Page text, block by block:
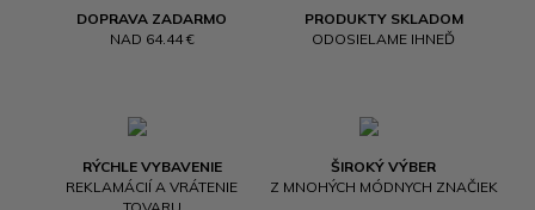
DOPRAVA ZADARMO
NAD 64.44 €
PRODUKTY SKLADOM
ODOSIELAME IHNEĎ
RÝCHLE VYBAVENIE
REKLAMÁCIÍ A VRÁTENIE
ŠIROKÝ VÝBER
Z MNOHÝCH MÓDNYCH ZNAČIEK